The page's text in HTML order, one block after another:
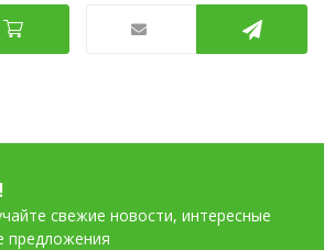
свежие новости, интересные
предложения